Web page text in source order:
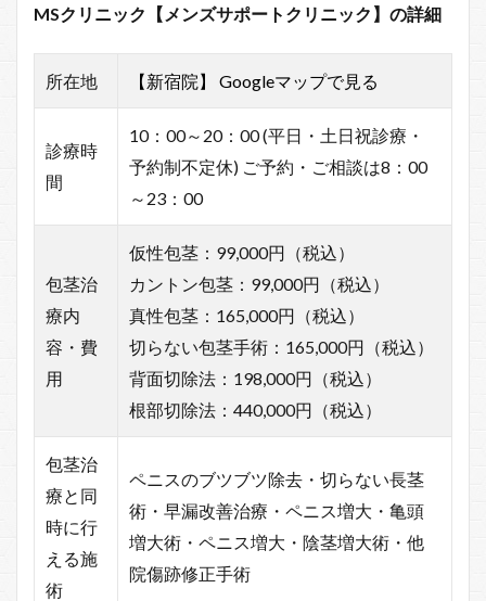
MSクリニック【メンズサポートクリニック】の詳細
所在地 【新宿院】 Googleマップで見る
診療時
間
10：00～20：00 (平日・土日祝診療・
予約制不定休) ご予約・ご相談は8：00
～23：00
包茎治
療内
容・費
用
仮性包茎：99,000円（税込）
カントン包茎：99,000円（税込）
真性包茎：165,000円（税込）
切らない包茎手術：165,000円（税込）
背面切除法：198,000円（税込）
根部切除法：440,000円（税込）
包茎治
療と同
時に行
える施
術
ペニスのブツブツ除去・切らない長茎
術・早漏改善治療・ペニス増大・亀頭
増大術・ペニス増大・陰茎増大術・他
院傷跡修正手術